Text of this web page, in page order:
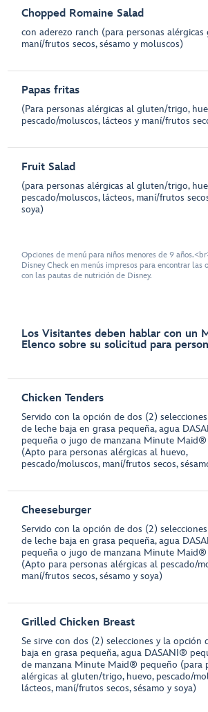
Chopped Romaine Salad
con aderezo ranch (para personas
maní/frutos secos, sésamo y moluscos)
Papas fritas
(Para personas alérgicas al gluten/trigo,
pescado/moluscos, lácteos y maní/frutos
Fruit Salad
(para personas alérgicas al gluten/trigo,
pescado/moluscos, lácteos, maní/frutos
soya)
Opciones de menú para niños menores de 9
Disney Check en menús impresos para encontrar las
con las pautas de nutrición de Disney.
Los Visitantes deben hablar con un
Elenco sobre su solicitud para
Chicken Tenders
Servido con la opción de dos (2)
de leche baja en grasa pequeña, agua
pequeña o jugo de manzana Minute
(Apto para personas alérgicas al huevo,
pescado/moluscos, maní/frutos secos,
Cheeseburger
Servido con la opción de dos (2)
de leche baja en grasa pequeña, agua
pequeña o jugo de manzana Minute
(Apto para personas alérgicas al pescado/
maní/frutos secos, sésamo y soya)
Grilled Chicken Breast
Se sirve con dos (2) selecciones y la opción
baja en grasa pequeña, agua DASANI®
de manzana Minute Maid® pequeño (para
alérgicas al gluten/trigo, huevo, pescado/
lácteos, maní/frutos secos, sésamo y soya)